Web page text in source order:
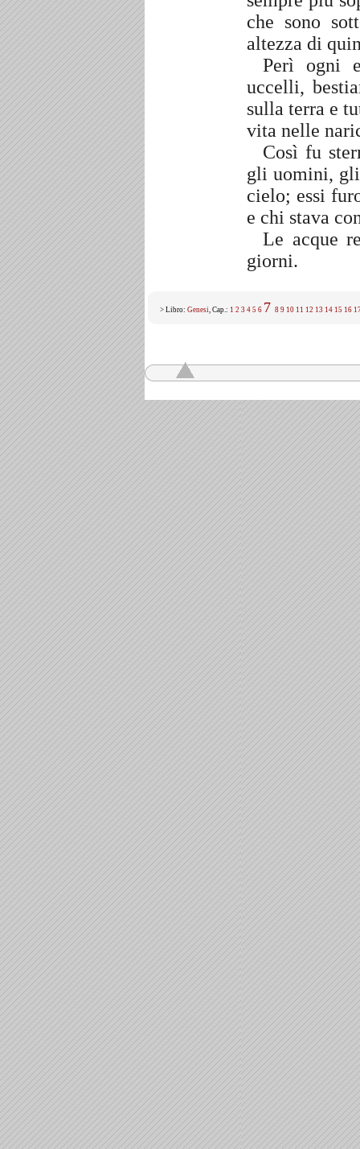
che sono
altezza di
Perì ogni
uccelli,
sulla terra e
vita nelle
Così fu
gli uomini,
cielo; essi
e chi stava
Le acque
giorni.
> Libro: Genesi, Cap.: 1 2 3 4 5 6 7 8 9 10 11 12 13 14 15 16